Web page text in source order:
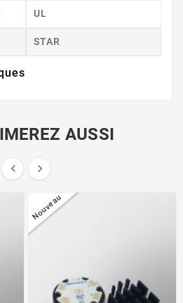
UL
STAR
AUSSI
 
Nouveau